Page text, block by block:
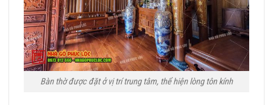
Bàn thờ được đặt ở vị trí trung tâm, thể hiện lòng tôn kính